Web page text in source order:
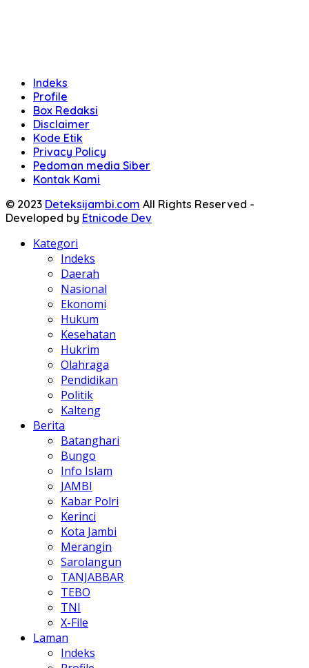
Indeks
Profile
Box Redaksi
Disclaimer
Kode Etik
Privacy Policy
Pedoman media Siber
Kontak Kami
© 2023 Deteksijambi.com All Rights Reserved -
Developed by Etnicode Dev
Kategori
Indeks
Daerah
Nasional
Ekonomi
Hukum
Kesehatan
Hukrim
Olahraga
Pendidikan
Politik
Kalteng
Berita
Batanghari
Bungo
Info Islam
JAMBI
Kabar Polri
Kerinci
Kota Jambi
Merangin
Sarolangun
TANJABBAR
TEBO
TNI
X-File
Laman
Indeks